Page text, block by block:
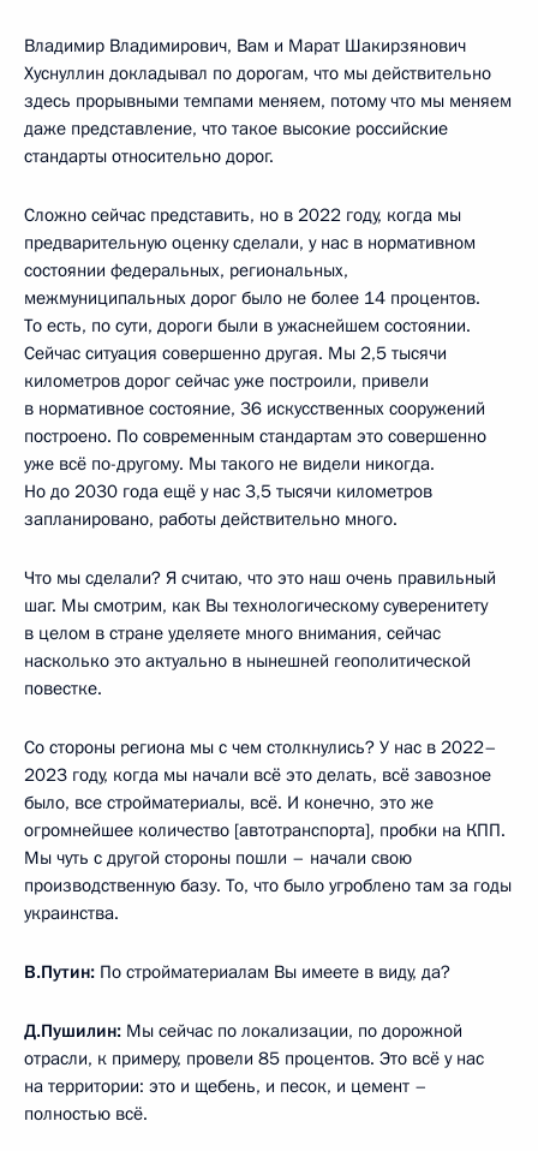
Владимир Владимирович, Вам и Марат Шакирзянович
Хуснуллин докладывал по дорогам, что мы действительно
здесь прорывными темпами меняем, потому что мы меняем
даже представление, что такое высокие российские
стандарты относительно дорог.
Сложно сейчас представить, но в 2022 году, когда мы
предварительную оценку сделали, у нас в нормативном
состоянии федеральных, региональных,
межмуниципальных дорог было не более 14 процентов.
То есть, по сути, дороги были в ужаснейшем состоянии.
Сейчас ситуация совершенно другая. Мы 2,5 тысячи
километров дорог сейчас уже построили, привели
в нормативное состояние, 36 искусственных сооружений
построено. По современным стандартам это совершенно
уже всё по-другому. Мы такого не видели никогда.
Но до 2030 года ещё у нас 3,5 тысячи километров
запланировано, работы действительно много.
Что мы сделали? Я считаю, что это наш очень правильный
шаг. Мы смотрим, как Вы технологическому суверенитету
в целом в стране уделяете много внимания, сейчас
насколько это актуально в нынешней геополитической
повестке.
Со стороны региона мы с чем столкнулись? У нас в 2022–
2023 году, когда мы начали всё это делать, всё завозное
было, все стройматериалы, всё. И конечно, это же
огромнейшее количество [автотранспорта], пробки на КПП.
Мы чуть с другой стороны пошли – начали свою
производственную базу. То, что было угроблено там за годы
украинства.
В.Путин: По стройматериалам Вы имеете в виду, да?
Д.Пушилин: Мы сейчас по локализации, по дорожной
отрасли, к примеру, провели 85 процентов. Это всё у нас
на территории: это и щебень, и песок, и цемент –
полностью всё.